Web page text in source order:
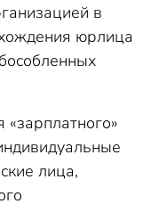
в
юрлица
лица,